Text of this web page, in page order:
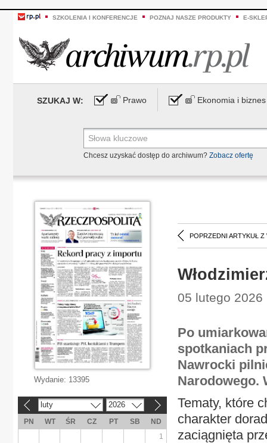
SZKOLENIA I KONFERENCJE POZNAJ NASZE PRODUKTY E-
SZUKAJ W: Prawo Ekonomia i biznes
Chcesz uzyskać dostęp do archiwum? Zobacz ofertę
POPRZEDNI ARTYKUŁ Z
05 lutego 2026
Po
spotkaniach
Nawrocki
Narodowego.
Tematy, które
charakter
zaciągnięta
Wydanie: 13395
luty 2026
PN WT ŚR CZ PT SB
ND
1